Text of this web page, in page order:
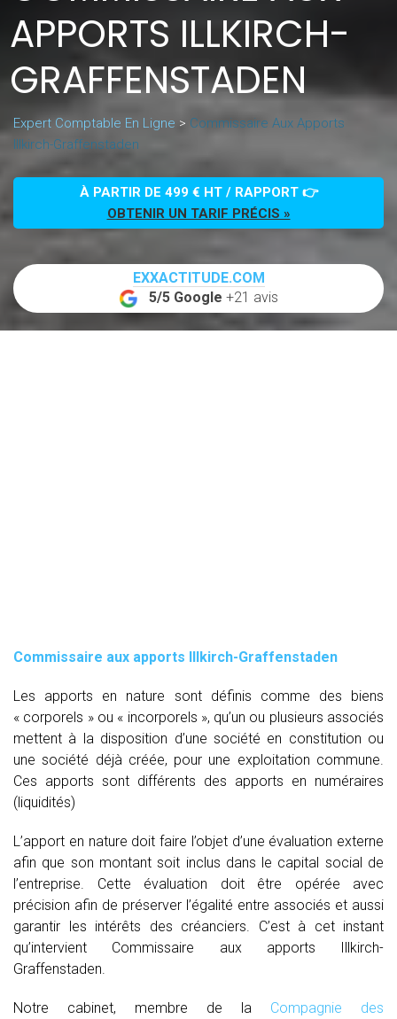
APPORTS ILLKIRCH-
GRAFFENSTADEN
Expert Comptable En Ligne > Commissaire Aux Apports
Illkirch-Graffenstaden
À PARTIR DE 499 € HT / RAPPORT 👉
OBTENIR UN TARIF PRÉCIS »
EXXACTITUDE.COM
5/5 Google +21 avis
Commissaire aux apports Illkirch-Graffenstaden
Les apports en nature sont définis comme des biens
« corporels » ou « incorporels », qu’un ou plusieurs associés
mettent à la disposition d’une société en constitution ou
une société déjà créée, pour une exploitation commune.
Ces apports sont différents des apports en numéraires
(liquidités)
L’apport en nature doit faire l’objet d’une évaluation externe
afin que son montant soit inclus dans le capital social de
l’entreprise. Cette évaluation doit être opérée avec
précision afin de préserver l’égalité entre associés et aussi
garantir les intérêts des créanciers. C’est à cet instant
qu’intervient Commissaire aux apports Illkirch-
Graffenstaden.
Notre cabinet, membre de la Compagnie des